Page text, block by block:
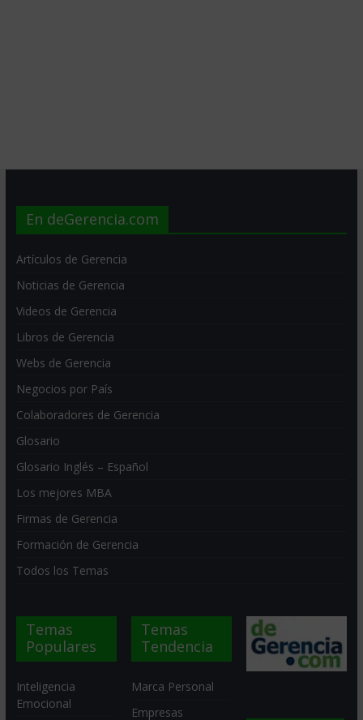
En deGerencia.com
Artículos de Gerencia
Noticias de Gerencia
Videos de Gerencia
Libros de Gerencia
Webs de Gerencia
Negocios por País
Colaboradores de Gerencia
Glosario
Glosario Inglés – Español
Los mejores MBA
Firmas de Gerencia
Formación de Gerencia
Todos los Temas
Temas
Populares
Inteligencia
Emocional
Temas
Tendencia
Marca Personal
Empresas